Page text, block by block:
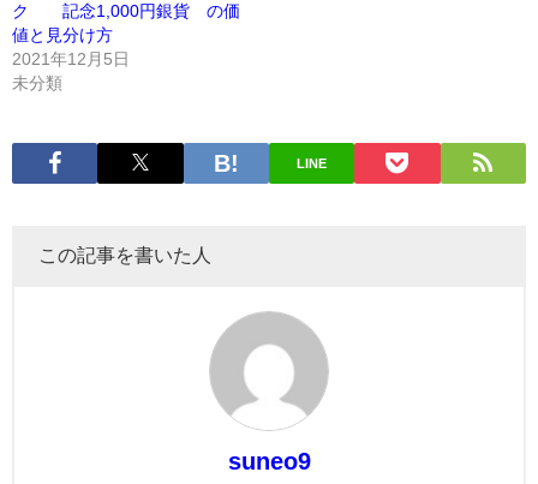
ク 記念1,000円銀貨 の価
値と見分け方
2021年12月5日
未分類
LINE
この記事を書いた人
suneo9